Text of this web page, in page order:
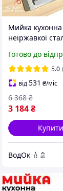
Мийка кухонна
неіржавкої
краном і
сушаркою
раковина 60x45
комплек
Готово до
5.0
від531 ₴/міс
3 184₴
6 368 ₴
Купити
ВодОк 💧🚿